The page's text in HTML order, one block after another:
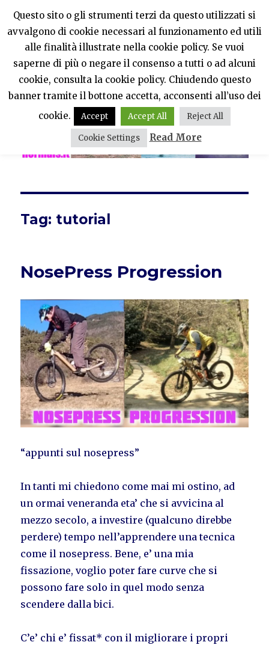
PercheNONEssereNormali?
MENU
Tag: tutorial
NosePress Progression
“appunti sul nosepress”
In tanti mi chiedono come mai mi ostino, ad
un ormai veneranda eta’ che si avvicina al
mezzo secolo, a investire (qualcuno direbbe
perdere) tempo nell’apprendere una tecnica
come il nosepress. Bene, e’ una mia
fissazione, voglio poter fare curve che si
possono fare solo in quel modo senza
scendere dalla bici.
C’e’ chi e’ fissat* con il migliorare i propri
Questo sito o gli strumenti terzi da questo utilizzati si
avvalgono di cookie necessari al funzionamento ed utili
alle finalità illustrate nella cookie policy. Se vuoi
saperne di più o negare il consenso a tutti o ad alcuni
cookie, consulta la cookie policy. Chiudendo questo
banner tramite il bottone accetta, acconsenti all’uso dei
cookie.
Accept Accept All Reject All
Cookie Settings Read More